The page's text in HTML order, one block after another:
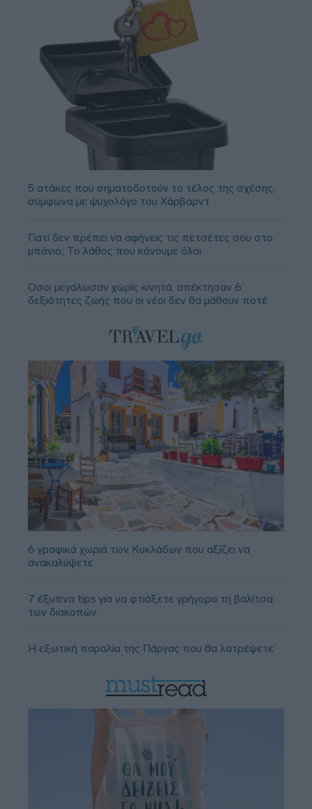
5 ατάκες που σηματοδοτούν το τέλος της σχέσης,
σύμφωνα με ψυχολόγο του Χάρβαρντ
Γιατί δεν πρέπει να αφήνεις τις πετσέτες σου στο
μπάνιο; Το λάθος που κάνουμε όλοι
Όσοι μεγάλωσαν χωρίς κινητά, απέκτησαν 6
δεξιότητες ζωής που οι νέοι δεν θα μάθουν ποτέ
6 γραφικά χωριά των Κυκλάδων που αξίζει να
ανακαλύψετε
7 έξυπνα tips για να φτιάξετε γρήγορα τη βαλίτσα
των διακοπών
Η εξωτική παραλία της Πάργας που θα λατρέψετε